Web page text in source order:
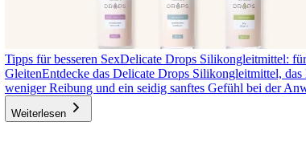
Tipps für besseren SexDelicate Drops Silikongleitmittel:
GleitenEntdecke das Delicate Drops Silikongleitmittel,
weniger Reibung und ein seidig sanftes Gefühl bei der
Weiterlesen